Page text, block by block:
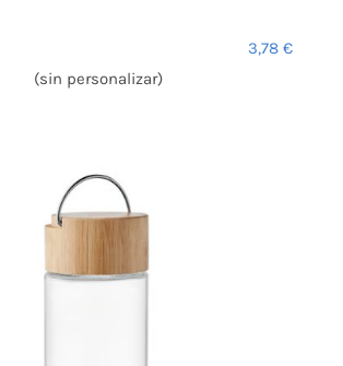
3,78 €
(sin personalizar)